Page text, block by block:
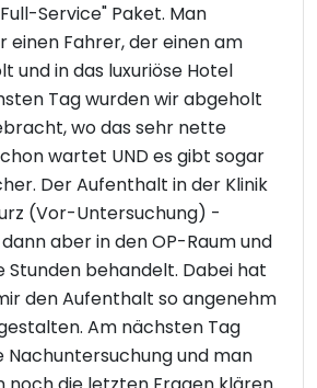
Service" Paket. Man
einen Fahrer, der einen am
und in das luxuriöse Hotel
Tag wurden wir abgeholt
wo das sehr nette
wartet UND es gibt sogar
Der Aufenthalt in der Klinik
(Vor-Untersuchung) -
aber in den OP-Raum und
Stunden behandelt. Dabei hat
den Aufenthalt so angenehm
Am nächsten Tag
und man